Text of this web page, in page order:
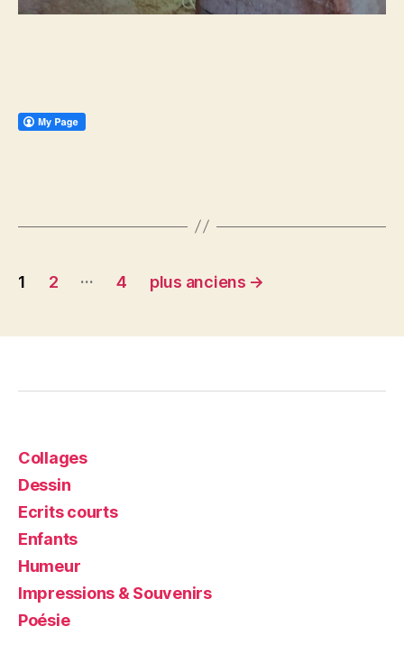
Navigation
articles
1 2 … 4 plus anciens →
Collages
Dessin
Ecrits courts
Enfants
Humeur
Impressions & Souvenirs
Poésie